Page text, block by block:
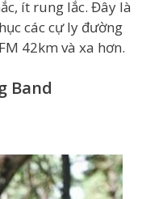
ít rung lắc. Đây là
các cự ly đường
42km và xa hơn.
Band